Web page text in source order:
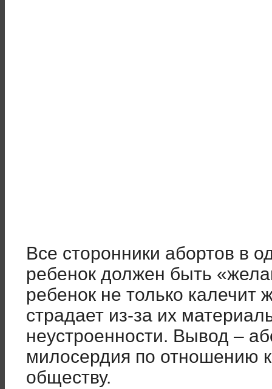
Все сторонники абортов в
ребенок должен быть
ребенок не только калечит
страдает из-за их
неустроенности. Вывод –
милосердия по отношению
обществу.